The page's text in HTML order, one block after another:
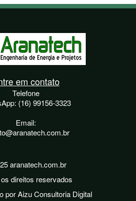
em contato
Telefone
(16) 99156-3323
Email:
aranatech.com.br
direitos reservados
por Aizu Consultoria Digital